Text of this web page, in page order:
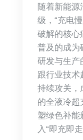
随着新能源
级，“充电
破解的核心
普及的成为
研发与生产
跟行业技术
持续攻关，
的全液冷超
塑绿色补能
入“即充即走